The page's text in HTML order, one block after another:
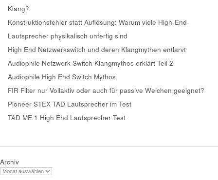
Klang?
Konstruktionsfehler statt Auflösung: Warum viele High-End-
Lautsprecher physikalisch unfertig sind
High End Netzwerkswitch und deren Klangmythen entlarvt
Audiophile Netzwerk Switch Klangmythos erklärt Teil 2
Audiophile High End Switch Mythos
FIR Filter nur Vollaktiv oder auch für passive Weichen geeignet?
Pioneer S1EX TAD Lautsprecher im Test
TAD ME 1 High End Lautsprecher Test
Archiv